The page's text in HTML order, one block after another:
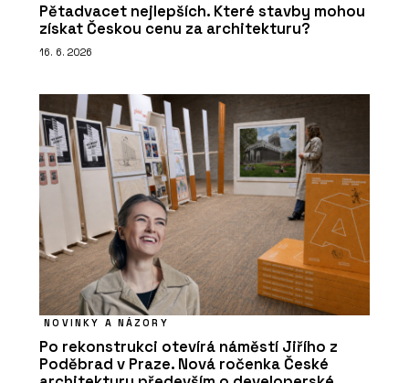
Pětadvacet nejlepších. Které stavby mohou
získat Českou cenu za architekturu?
16. 6. 2026
NOVINKY A NÁZORY
Po rekonstrukci otevírá náměstí Jiřího z
Poděbrad v Praze. Nová ročenka České